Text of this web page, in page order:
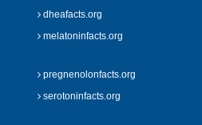
dheafacts.org
melatoninfacts.org
pregnenolonfacts.org
serotoninfacts.org